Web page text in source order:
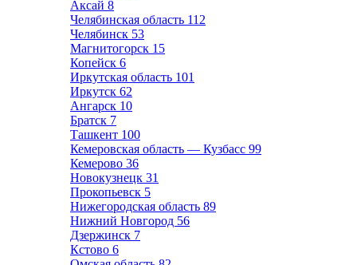
Аксай 8
Челябинская область 112
Челябинск 53
Магнитогорск 15
Копейск 6
Иркутская область 101
Иркутск 62
Ангарск 10
Братск 7
Ташкент 100
Кемеровская область — Кузбасс 99
Кемерово 36
Новокузнецк 31
Прокопьевск 5
Нижегородская область 89
Нижний Новгород 56
Дзержинск 7
Кстово 6